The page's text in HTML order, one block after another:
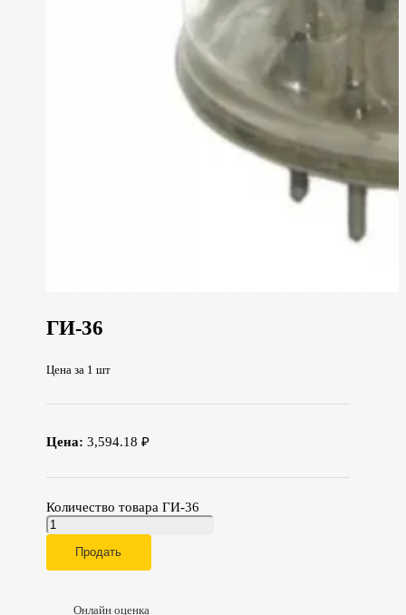
ГИ-36
Цена за 1 шт
Цена: 3,594.18 ₽
Количество товара ГИ-36
Продать
Онлайн оценка